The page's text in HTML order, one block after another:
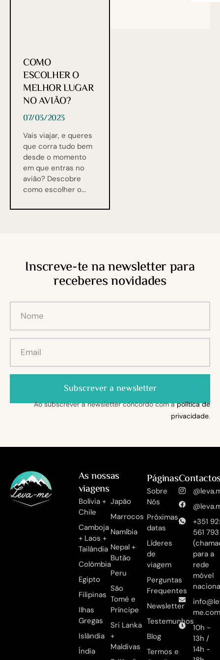
COMO
ESCOLHER O
MELHOR LUGAR
NO AVIÃO?
07/03/2023
Vais viajar, e queres
que corra tudo bem
desde o momento
em que entras no
avião? Descobre
como escolher o
Inscreve-te na newsletter para
receberes novidades
Subscrever a newsletter
Ao subscrever a newsletter concordo com apolítica de
privacidade.
As nossas
viagens
Bolívia +
Chile
Camboja
+ Laos +
Tailândia
Colômbia
Egipto
Filipinas
Ilhas
Gregas
Islândia
Índia
Japão
Marrocos
Namíbia
Nepal +
Butão
Peru
São
Tomé e
Príncipe
Sri Lanka
+
Maldivas
Páginas
Sobre
Nós
Próximas
datas
Líderes
de
viagem
Perguntas
Frequentes
Newsletter
Testemunhos
Blog
Termos e
+351
561 793
para a
rede
móvel
10h -
13h /
14h -